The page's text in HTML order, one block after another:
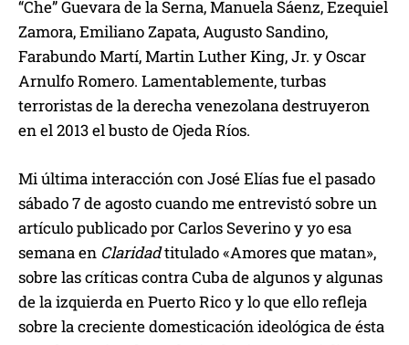
“Che” Guevara de la Serna, Manuela Sáenz, Ezequiel
Zamora, Emiliano Zapata, Augusto Sandino,
Farabundo Martí, Martin Luther King, Jr. y Oscar
Arnulfo Romero. Lamentablemente, turbas
terroristas de la derecha venezolana destruyeron
en el 2013 el busto de Ojeda Ríos.
Mi última interacción con José Elías fue el pasado
sábado 7 de agosto cuando me entrevistó sobre un
artículo publicado por Carlos Severino y yo esa
semana en Claridadtitulado «Amores que matan»,
sobre las críticas contra Cuba de algunos y algunas
de la izquierda en Puerto Rico y lo que ello refleja
sobre la creciente domesticación ideológica de ésta